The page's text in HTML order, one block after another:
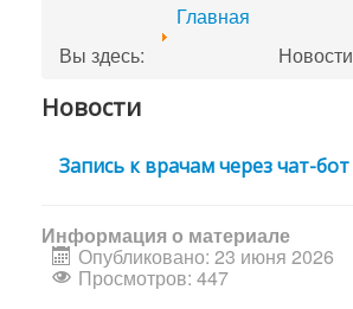
Вы здесь:
Главная
Новости
Новости
Запись к врачам через чат-бот
Информация о материале
Опубликовано: 23 июня 2026
Просмотров: 447